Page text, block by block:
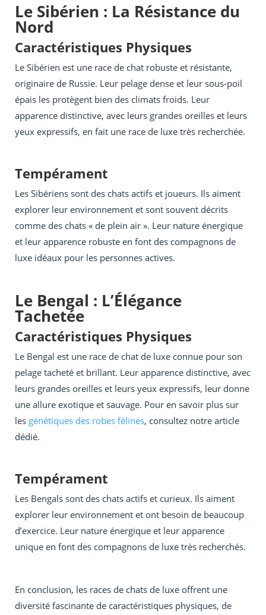
Le Sibérien : La Résistance du
Nord
Caractéristiques Physiques
Le Sibérien est une race de chat robuste et résistante,
originaire de Russie. Leur pelage dense et leur sous-poil
épais les protègent bien des climats froids. Leur
apparence distinctive, avec leurs grandes oreilles et leurs
yeux expressifs, en fait une race de luxe très recherchée.
Tempérament
Les Sibériens sont des chats actifs et joueurs. Ils aiment
explorer leur environnement et sont souvent décrits
comme des chats « de plein air ». Leur nature énergique
et leur apparence robuste en font des compagnons de
luxe idéaux pour les personnes actives.
Le Bengal : L’Élégance
Tachetée
Caractéristiques Physiques
Le Bengal est une race de chat de luxe connue pour son
pelage tacheté et brillant. Leur apparence distinctive, avec
leurs grandes oreilles et leurs yeux expressifs, leur donne
une allure exotique et sauvage. Pour en savoir plus sur
les génétiques des robes félines, consultez notre article
dédié.
Tempérament
Les Bengals sont des chats actifs et curieux. Ils aiment
explorer leur environnement et ont besoin de beaucoup
d’exercice. Leur nature énergique et leur apparence
unique en font des compagnons de luxe très recherchés.
En conclusion, les races de chats de luxe offrent une
diversité fascinante de caractéristiques physiques, de